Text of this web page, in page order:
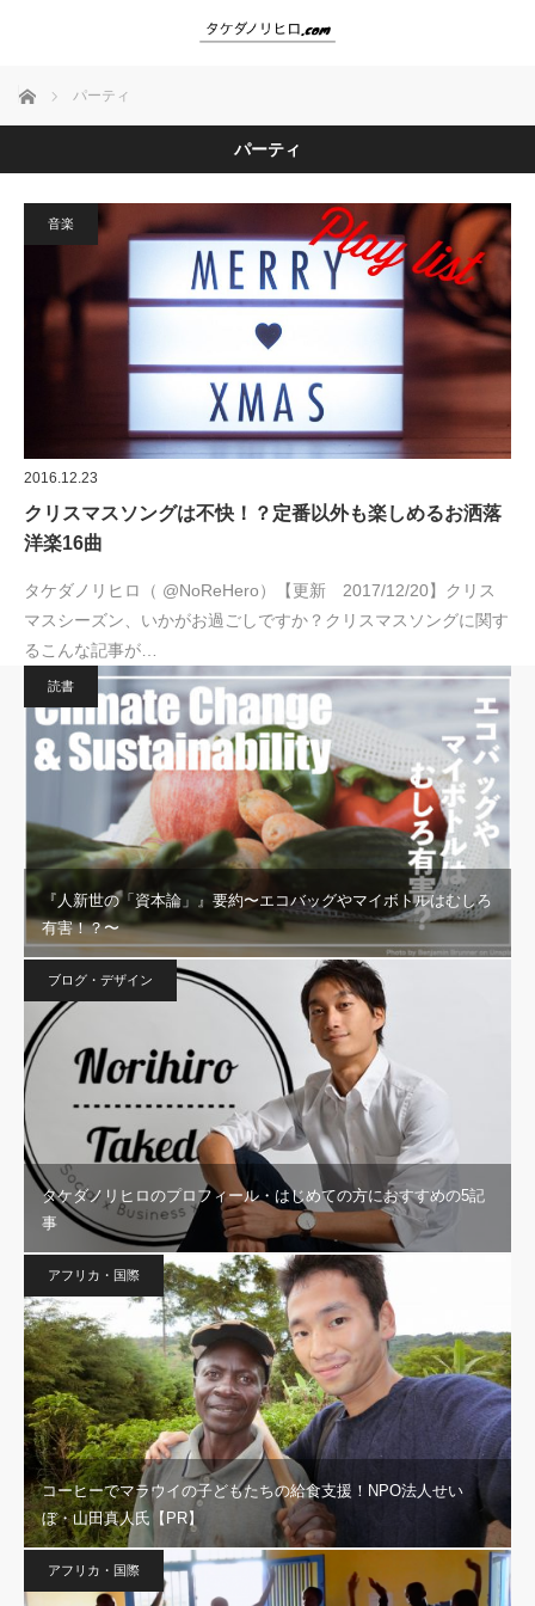
ホーム パーティ
パーティ
音楽
2016.12.23
クリスマスソングは不快！？定番以外も楽しめるお洒落
洋楽16曲
タケダノリヒロ（ @NoReHero）【更新 2017/12/20】クリス
マスシーズン、いかがお過ごしですか？クリスマスソングに関す
るこんな記事が…
読書
『人新世の「資本論」』要約〜エコバッグやマイボトルはむしろ
有害！？〜
ブログ・デザイン
タケダノリヒロのプロフィール・はじめての方におすすめの5記
事
アフリカ・国際
コーヒーでマラウイの子どもたちの給食支援！NPO法人せい
ぼ・山田真人氏【PR】
アフリカ・国際